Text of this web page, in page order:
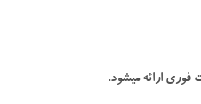
فوری ارائه میشود.